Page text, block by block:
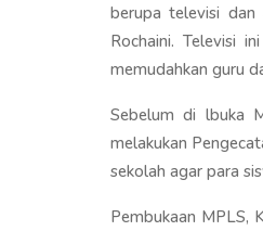
berupa televisi dan
Rochaini. Televisi
memudahkan guru
Sebelum di lbuka
melakukan
sekolah agar para
Pembukaan MPLS,